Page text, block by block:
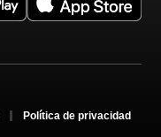
Política de privacidad